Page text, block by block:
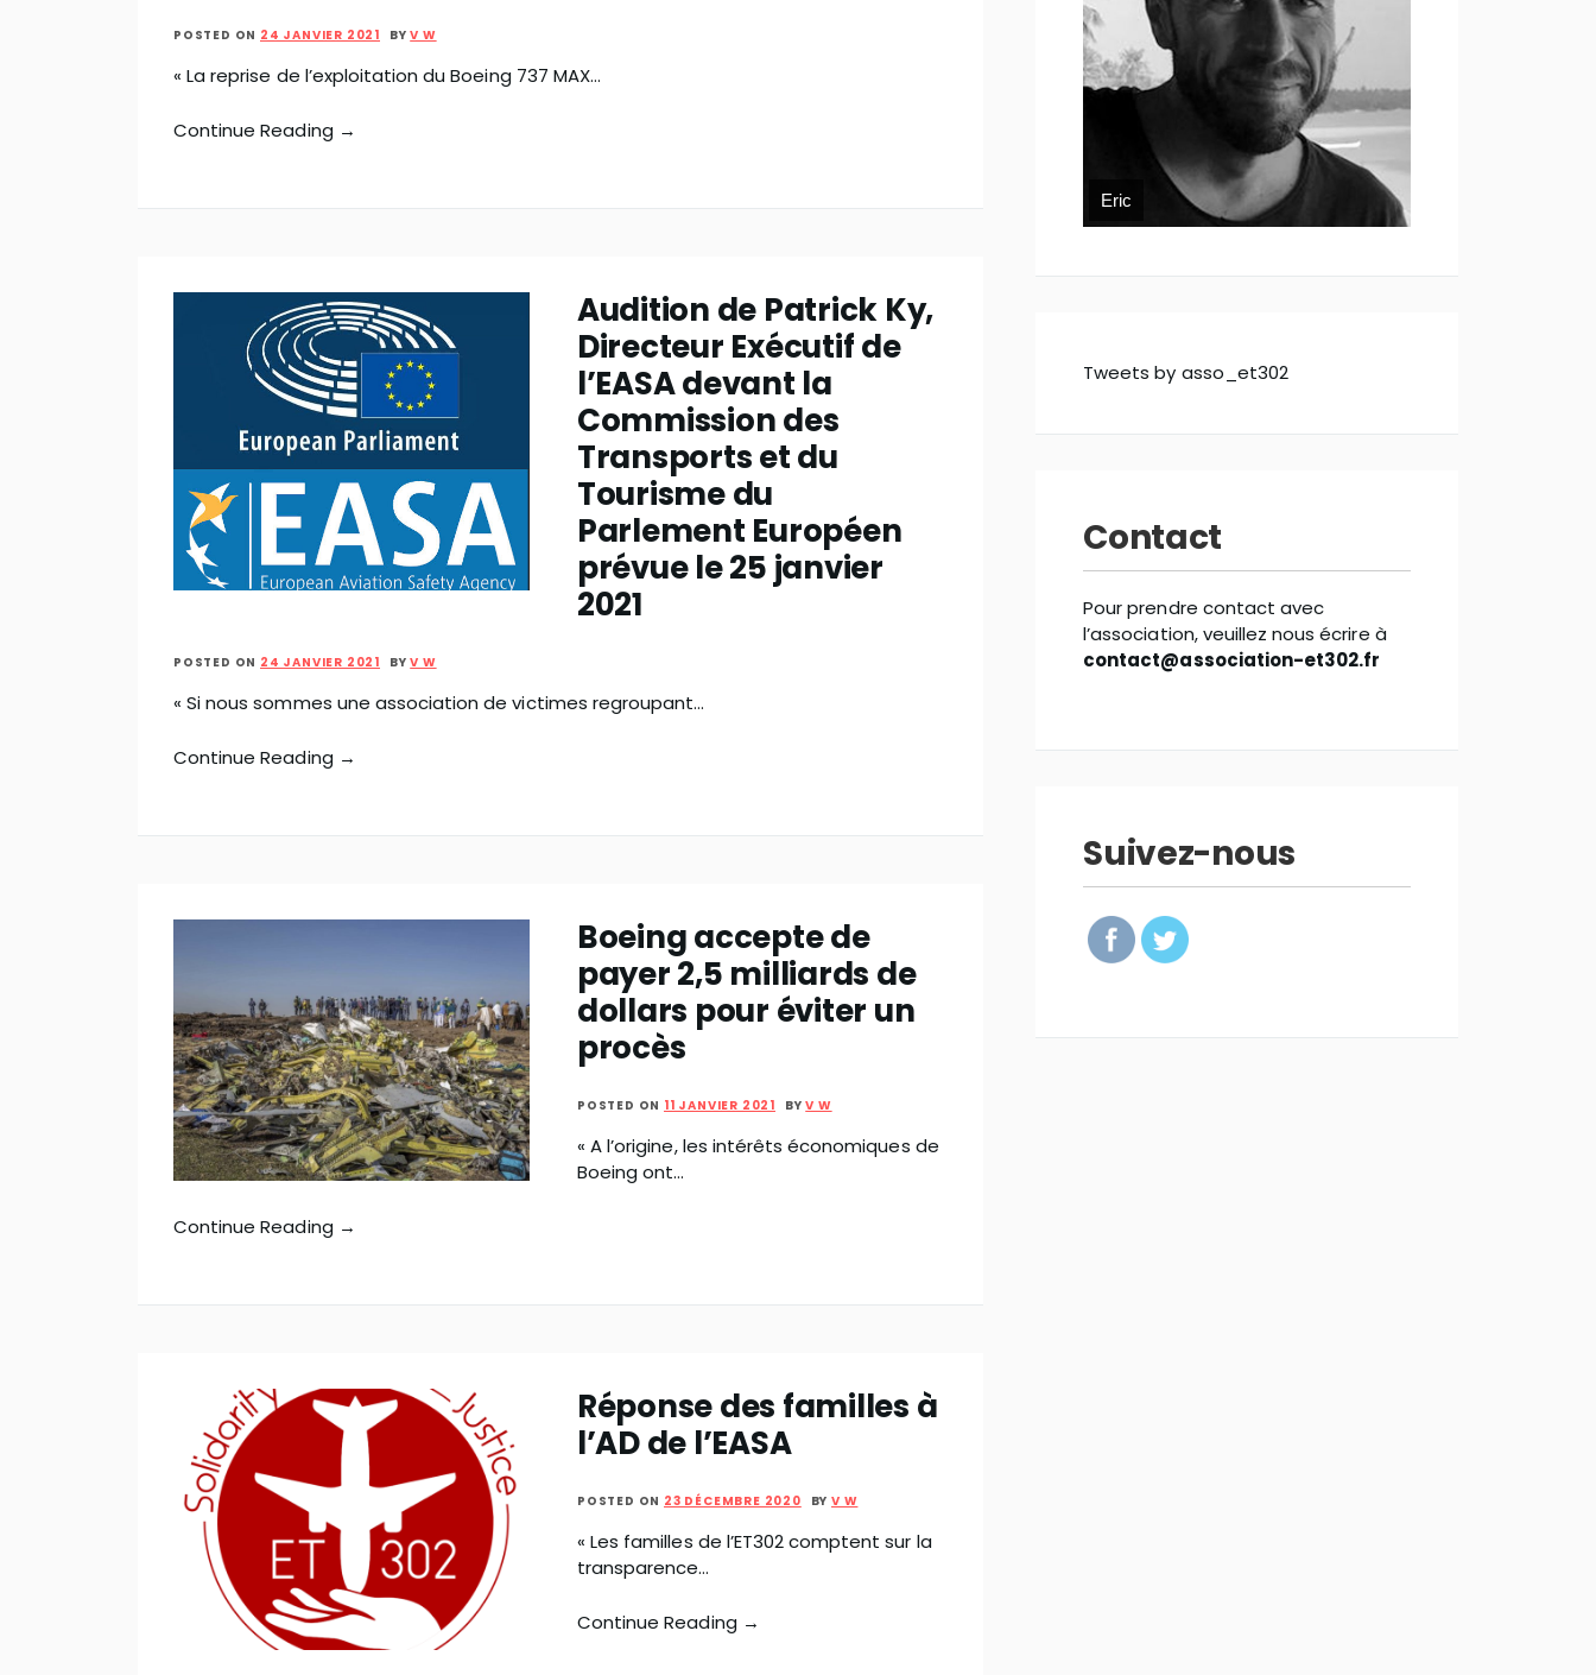
POSTED ON 24 JANVIER 2021 BYV W
« La reprise de l’exploitation du Boeing 737 MAX…
Continue Reading →
Audition de Patrick Ky,
Directeur Exécutif de
l’EASA devant la
Commission des
Transports et du
Tourisme du
Parlement Européen
prévue le 25 janvier
2021
POSTED ON 24 JANVIER 2021 BYV W
« Si nous sommes une association de victimes regroupant…
Continue Reading →
Boeing accepte de
payer 2,5 milliards de
dollars pour éviter un
procès
POSTED ON 11 JANVIER 2021 BYV W
« A l’origine, les intérêts économiques de
Boeing ont…
Continue Reading →
Réponse des familles à
l’AD de l’EASA
POSTED ON 23 DÉCEMBRE 2020 BYV W
« Les familles de l’ET302 comptent sur la
transparence…
Continue Reading →
Eric
Tweets by asso_et302
Contact
Pour prendre contact avec
l’association, veuillez nous écrire à
contact@association-et302.fr
Suivez-nous